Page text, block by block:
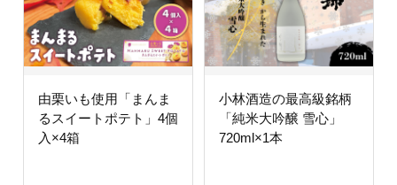
由栗いも使用「まんま
るスイートポテト」4個
入×4箱
小林酒造の最高級銘柄
「純米大吟醸 雪心」
720ml×1本